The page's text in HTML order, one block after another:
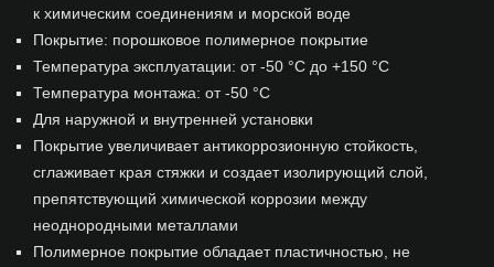
к химическим соединениям и морской воде
Покрытие: порошковое полимерное покрытие
Температура эксплуатации: от -50 °С до +150 °С
Температура монтажа: от -50 °С
Для наружной и внутренней установки
Покрытие увеличивает антикоррозионную стойкость,
сглаживает края стяжки и создает изолирующий слой,
препятствующий химической коррозии между
неоднородными металлами
Полимерное покрытие обладает пластичностью, не